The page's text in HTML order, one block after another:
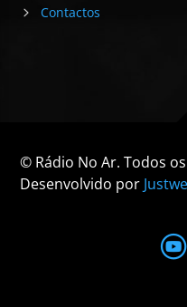
Contactos
© Rádio No Ar. Todos
Desenvolvido por